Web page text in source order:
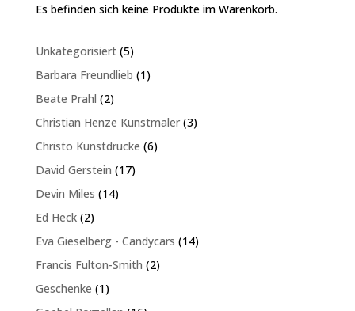
Es befinden sich keine Produkte im Warenkorb.
Unkategorisiert 55
Produkte
Barbara Freundlieb 11
Beate Prahl 22
Produkte
Christian Henze Kunstmaler 33
Christo Kunstdrucke 66
David Gerstein 1717
Devin Miles 1414
Ed Heck 22
Produkte
Eva Gieselberg - Candycars 1414
Francis Fulton-Smith 22
Geschenke 11
Produkt